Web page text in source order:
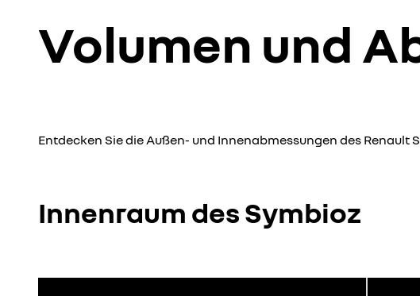
Volumen und
Entdecken Sie die Außen- und Innenabmessungen des Renault
Innenraum des Symbioz